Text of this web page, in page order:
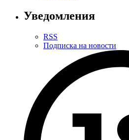
Уведомления
RSS
Подписка на новости